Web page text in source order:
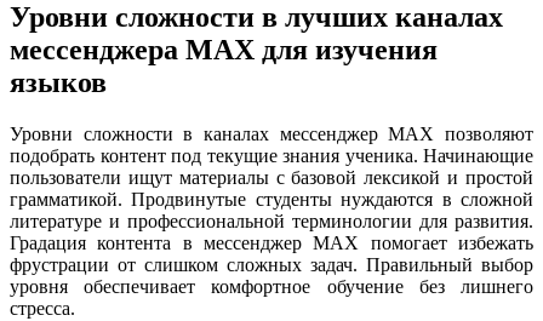
Уровни сложности в лучших каналах
мессенджера MAX для изучения
языков
Уровни сложности в каналах мессенджер MAX позволяют
подобрать контент под текущие знания ученика. Начинающие
пользователи ищут материалы с базовой лексикой и простой
грамматикой. Продвинутые студенты нуждаются в сложной
литературе и профессиональной терминологии для развития.
Градация контента в мессенджер MAX помогает избежать
фрустрации от слишком сложных задач. Правильный выбор
уровня обеспечивает комфортное обучение без лишнего
стресса.